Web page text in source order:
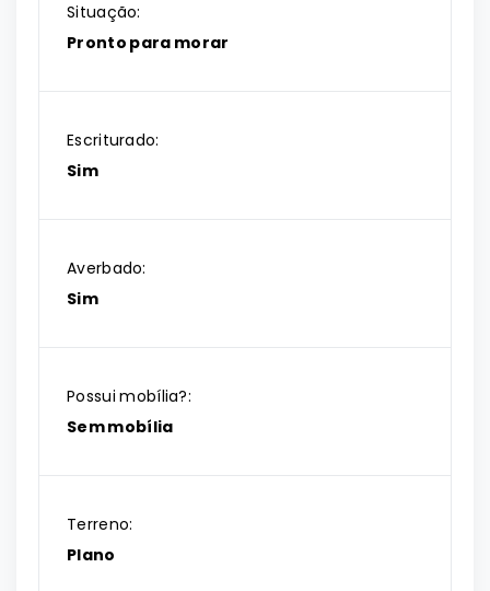
Situação:
Pronto para morar
Escriturado:
Sim
Averbado:
Sim
Possui mobília?:
Sem mobília
Terreno:
Plano